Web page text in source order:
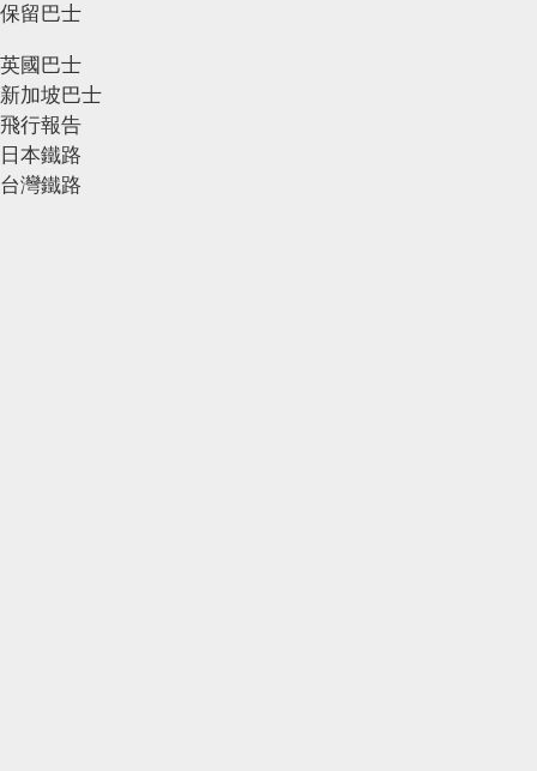
保留巴士
英國巴士
新加坡巴士
飛行報告
日本鐵路
台灣鐵路